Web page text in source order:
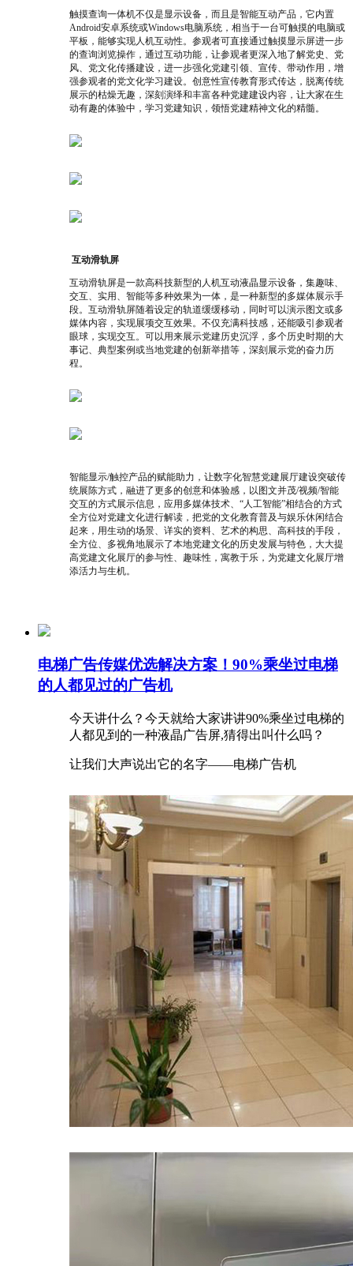
触摸查询一体机不仅是显示设备，而且是智能互动产品，它内置
Android安卓系统或Windows电脑系统，相当于一台可触摸的电脑或
平板，能够实现人机互动性。参观者可直接通过触摸显示屏进一步
的查询浏览操作，通过互动功能，让参观者更深入地了解党史、党
风、党文化传播建设， 进一步强化党建引领、宣传、带动作用，增
强参观者的党文化学习建设。创意性宣传教育形式传达，脱离传统
展示的枯燥无趣，深刻演绎和丰富各种党建建设内容，让大家在生
动有趣的体验中，学习党建知识，领悟党建精神文化的精髓。
互动滑轨屏
互动滑轨屏是一款高科技新型的人机互动液晶显示设备，集趣味、
交互、实用、智能等多种效果为一体，是一种新型的多媒体展示手
段。互动滑轨屏随着设定的轨道缓缓移动，同时可以演示图文或多
媒体内容，实现展项交互效果。不仅充满科技感，还能吸引参观者
眼球，实现交互。可以用来展示党建历史沉浮，多个历史时期的大
事记、典型案例或当地党建的创新举措等，深刻展示党的奋力历
程。
智能显示/触控产品的赋能助力，让数字化智慧党建展厅建设突破传
统展陈方式，融进了更多的创意和体验感，以图文并茂/视频/智能
交互的方式展示信息，应用多媒体技术、“人工智能”相结合的方式
全方位对党建文化进行解读，把党的文化教育普及与娱乐休闲结合
起来，用生动的场景、详实的资料、艺术的构思、高科技的手段，
全方位、多视角地展示了本地党建文化的历史发展与特色，大大提
高党建文化展厅的参与性、趣味性，寓教于乐，为党建文化展厅增
添活力与生机。
电梯广告传媒优选解决方案！90%乘坐过电梯
的人都见过的广告机
今天讲什么？今天就给大家讲讲90%乘坐过电梯的
人都见到的一种液晶广告屏,猜得出叫什么吗？
让我们大声说出它的名字——电梯广告机